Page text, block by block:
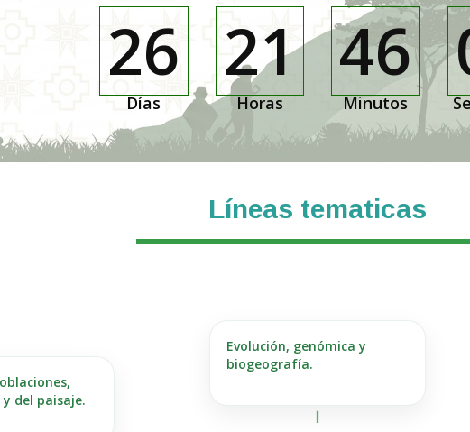
26
Días
21
Horas
46
Minutos
Líneas tematicas
del paisaje.
Evolución, genómica y
biogeografía.